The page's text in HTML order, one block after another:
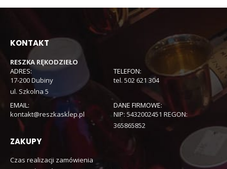
KONTAKT
RESZKA RĘKODZIEŁO
ADRES:
17-200 Dubiny
ul. Szkolna 5
TELEFON:
tel. 502 621 304
EMAIL:
kontakt@reszkasklep.pl
DANE FIRMOWE:
NIP: 5432002451 REGON:
365865852
ZAKUPY
Czas realizacji zamówienia